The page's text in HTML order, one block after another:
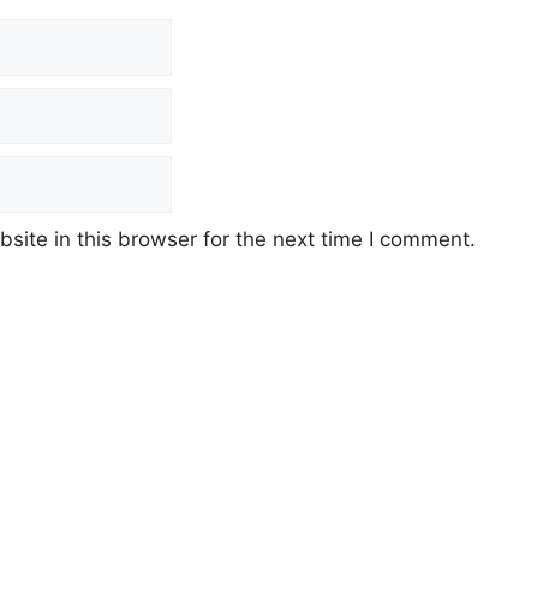
in this browser for the next time I comment.